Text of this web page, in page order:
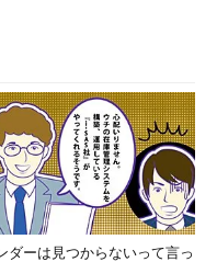
ダーは見つからないって言っ